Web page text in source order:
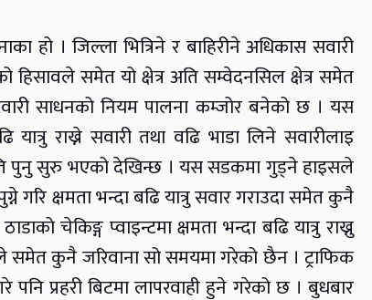
हो । जिल्ला भित्रिने र बाहिरीने अधिकास सवारी
समेत यो क्षेत्र अति सम्वेदनसिल क्षेत्र समेत
साधनको नियम पालना कम्जोर बनेको छ । यस
यात्रु राख्ने सवारी तथा वढि भाडा लिने सवारीलाइ
पुनु सुरु भएको देखिन्छ । यस सडकमा गुड्ने हाइसले
क्षमता भन्दा बढि यात्रु सवार गराउदा समेत कुनै
चेकिङ्ग प्वाइन्टमा क्षमता भन्दा बढि यात्रु राख्नु
कुनै जरिवाना सो समयमा गरेको छैन । ट्राफिक
पनि प्रहरी बिटमा लापरवाही हुने गरेको छ । बुधबार